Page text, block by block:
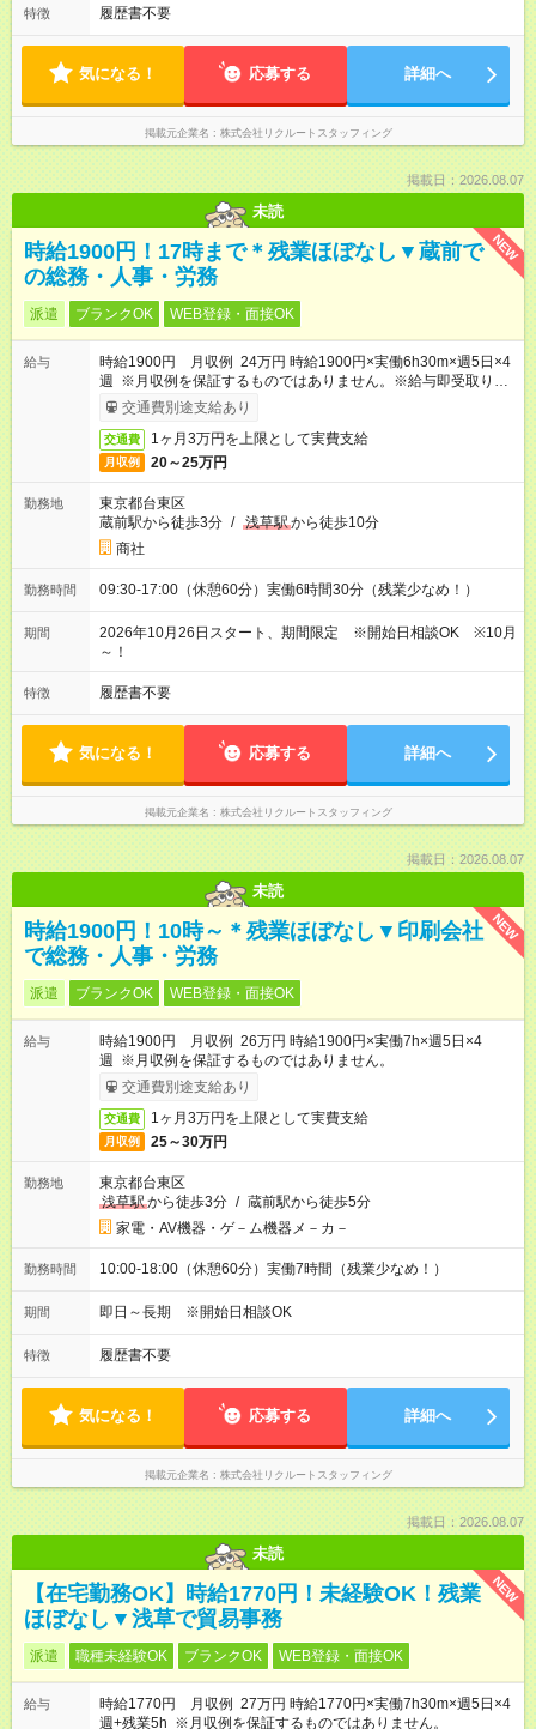
特徴 履歴書不要
気になる！ 応募する 詳細へ
掲載元企業名 株式会社リクルートスタッフィング
掲載日：2026.08.07
未読
NEW
時給1900円！17時まで＊残業ほぼなし▼蔵前で
の総務・人事・労務
派遣 ブランクOK WEB登録・面接OK
給与
時給1900円 月収例 24万円 時給1900円×実働6h30m×週5日×4
週 ※月収例を保証するものではありません。※給与即受取りサ
ービス利用可（利用条件有）
交通費別途支給あり
交通費 1ヶ月3万円を上限として実費支給
月収例 20～25万円
勤務地
東京都台東区
蔵前駅から徒歩3分 / 浅草駅から徒歩10分
商社
勤務時間 09:30-17:00（休憩60分）実働6時間30分（残業少なめ！）
期間
2026年10月26日スタート、期間限定 ※開始日相談OK ※10月
～！
特徴 履歴書不要
気になる！ 応募する 詳細へ
掲載元企業名 株式会社リクルートスタッフィング
掲載日：2026.08.07
未読
NEW
時給1900円！10時～＊残業ほぼなし▼印刷会社
で総務・人事・労務
派遣 ブランクOK WEB登録・面接OK
給与
時給1900円 月収例 26万円 時給1900円×実働7h×週5日×4
週 ※月収例を保証するものではありません。
交通費別途支給あり
交通費 1ヶ月3万円を上限として実費支給
月収例 25～30万円
勤務地
東京都台東区
浅草駅から徒歩3分 / 蔵前駅から徒歩5分
家電・AV機器・ゲ－ム機器メ－カ－
勤務時間 10:00-18:00（休憩60分）実働7時間（残業少なめ！）
期間 即日～長期 ※開始日相談OK
特徴 履歴書不要
気になる！ 応募する 詳細へ
掲載元企業名 株式会社リクルートスタッフィング
掲載日：2026.08.07
未読
NEW
【在宅勤務OK】時給1770円！未経験OK！残業
ほぼなし▼浅草で貿易事務
派遣 職種未経験OK ブランクOK WEB登録・面接OK
給与
時給1770円 月収例 27万円 時給1770円×実働7h30m×週5日×4
週+残業5h ※月収例を保証するものではありません。